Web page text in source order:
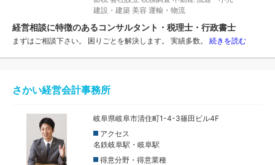
建設・建築 美容 運輸・物流
経営相談に特徴のあるコンサルタント・税理士・行政書士
まずはご相談下さい。 困りごとを解決します。 実績多数。 続きを読む
さかい経営会計事務所
岐阜県岐阜市清住町1-4-3篠田ビル4F
アクセス
名鉄岐阜駅・岐阜駅
得意分野・得意業種